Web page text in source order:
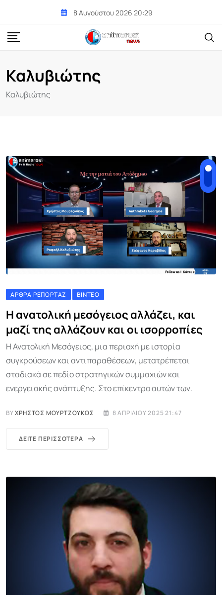
content
8 Αυγούστου 2026 20:29
Καλυβιώτης
Καλυβιώτης
ΆΡΘΡΑ ΡΕΠΟΡΤΆΖ ΒΊΝΤΕΟ
Η ανατολική μεσόγειος αλλάζει, και
μαζί της αλλάζουν και οι ισορροπίες
Η Ανατολική Μεσόγειος, μια περιοχή με ιστορία
συγκρούσεων και αντιπαραθέσεων, μετατρέπεται
σταδιακά σε πεδίο στρατηγικών συμμαχιών και
ενεργειακής ανάπτυξης. Στο επίκεντρο αυτών των.
BYΧΡΉΣΤΟΣ ΜΟΥΡΤΖΟΎΚΟΣ 8 ΑΠΡΙΛΊΟΥ 2025 21:47
ΔΕΊΤΕ ΠΕΡΙΣΣΌΤΕΡΑ